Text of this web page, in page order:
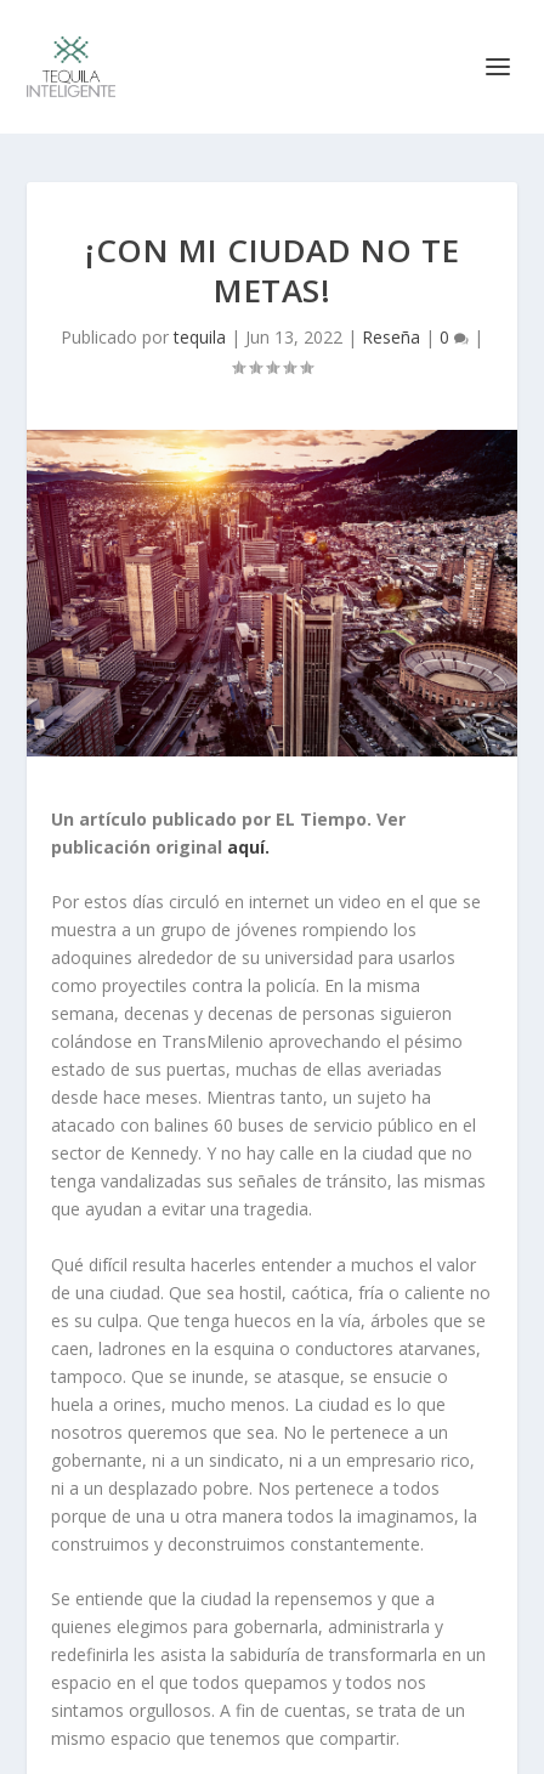
¡CON MI CIUDAD NO TE
METAS!
Publicado portequila | Jun 13, 2022 | Reseña | 0 |
Un artículo publicado por EL Tiempo. Ver
publicación original aquí.
Por estos días circuló en internet un video en el que se
muestra a un grupo de jóvenes rompiendo los
adoquines alrededor de su universidad para usarlos
como proyectiles contra la policía. En la misma
semana, decenas y decenas de personas siguieron
colándose en TransMilenio aprovechando el pésimo
estado de sus puertas, muchas de ellas averiadas
desde hace meses. Mientras tanto, un sujeto ha
atacado con balines 60 buses de servicio público en el
sector de Kennedy. Y no hay calle en la ciudad que no
tenga vandalizadas sus señales de tránsito, las mismas
que ayudan a evitar una tragedia.
Qué difícil resulta hacerles entender a muchos el valor
de una ciudad. Que sea hostil, caótica, fría o caliente no
es su culpa. Que tenga huecos en la vía, árboles que se
caen, ladrones en la esquina o conductores atarvanes,
tampoco. Que se inunde, se atasque, se ensucie o
huela a orines, mucho menos. La ciudad es lo que
nosotros queremos que sea. No le pertenece a un
gobernante, ni a un sindicato, ni a un empresario rico,
ni a un desplazado pobre. Nos pertenece a todos
porque de una u otra manera todos la imaginamos, la
construimos y deconstruimos constantemente.
Se entiende que la ciudad la repensemos y que a
quienes elegimos para gobernarla, administrarla y
redefinirla les asista la sabiduría de transformarla en un
espacio en el que todos quepamos y todos nos
sintamos orgullosos. A fin de cuentas, se trata de un
mismo espacio que tenemos que compartir.